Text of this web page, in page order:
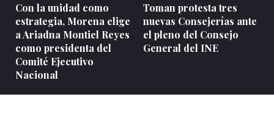
Con la unidad como
estrategia, Morena elige
a Ariadna Montiel Reyes
como presidenta del
Comité Ejecutivo
Nacional
Toman protesta tres
nuevas Consejerías ante
el pleno del Consejo
General del INE